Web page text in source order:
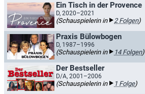
Ein Tisch in der Provence
D, 2020–2021
(Schauspielerin in 2 Folgen)
Praxis Bülowbogen
D, 1987–1996
(Schauspielerin in 14 Folgen)
Der Bestseller
D/A, 2001–2006
(Schauspielerin in 1 Folge)